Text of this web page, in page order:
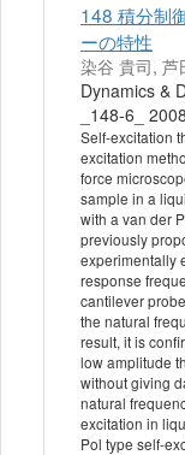
148 積分制
ーの特性
染谷 貴司, 芦
Dynamics &
_148-6_
Self-excitation
excitation
force
sample in a
with a van der
previously
experimentally
response
cantilever
the natural
result, it is
low amplitude
without giving
natural
excitation in
Pol type self-